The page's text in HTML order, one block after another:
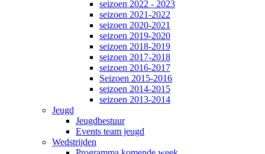
seizoen 2022 - 2023
seizoen 2021-2022
seizoen 2020-2021
seizoen 2019-2020
seizoen 2018-2019
seizoen 2017-2018
seizoen 2016-2017
Seizoen 2015-2016
seizoen 2014-2015
seizoen 2013-2014
Jeugd
Jeugdbestuur
Events team jeugd
Wedstrijden